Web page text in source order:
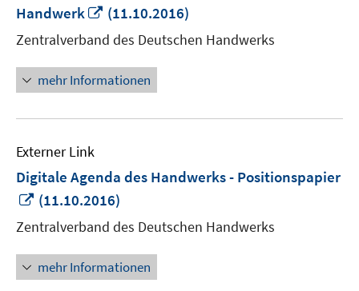
Handwerk
In
neuem
Fenster
öffnen
(11.10.2016)
Zentralverband des Deutschen Handwerks
mehr Informationen
Externer Link
Digitale Agenda des Handwerks - Positionspapier
In
neuem
Fenster
öffnen
(11.10.2016)
Zentralverband des Deutschen Handwerks
mehr Informationen